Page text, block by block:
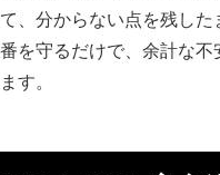
、分からない点を残した
を守るだけで、余計な不
す。